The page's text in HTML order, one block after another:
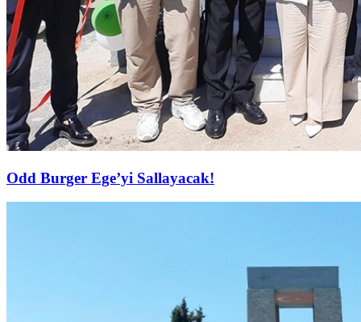
Odd Burger Ege’yi Sallayacak!